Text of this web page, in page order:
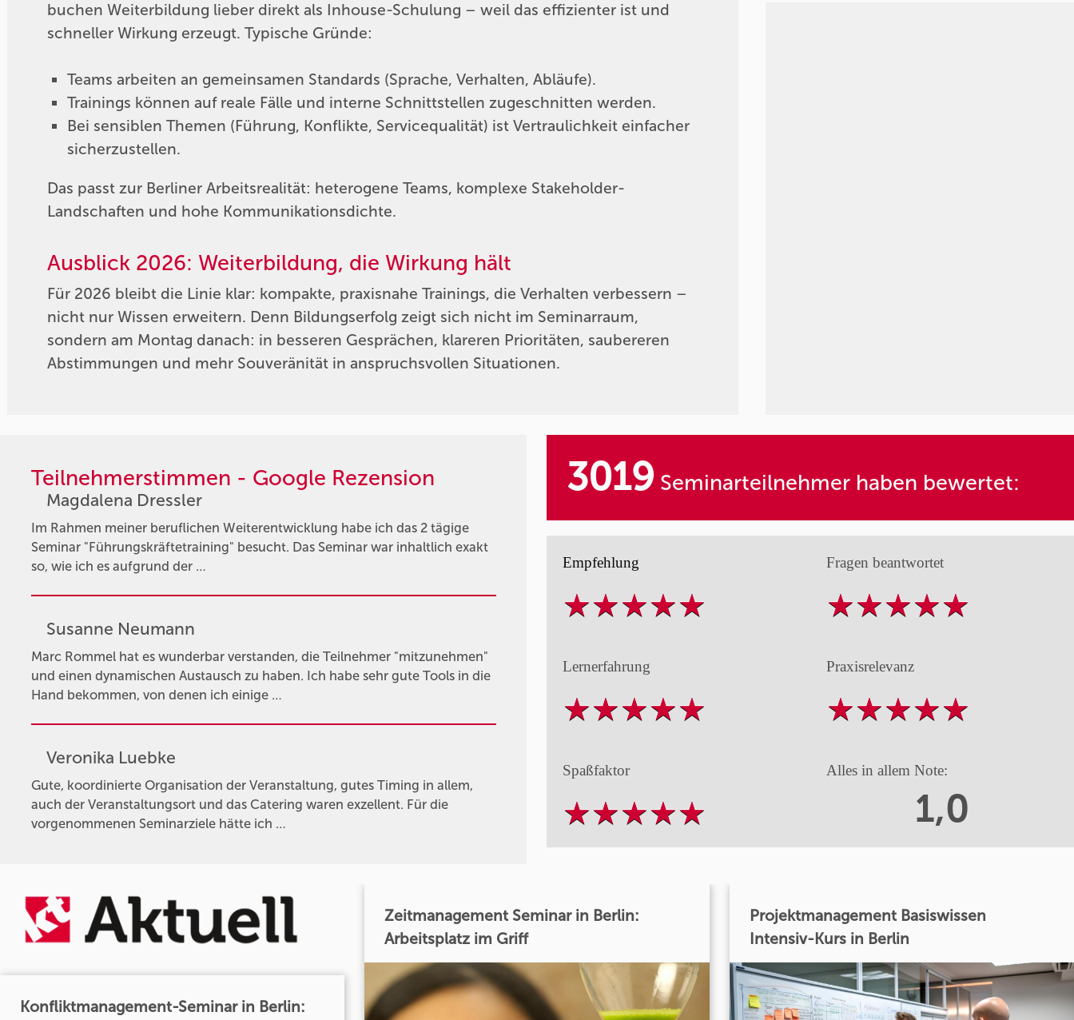
buchen Weiterbildung lieber direkt als Inhouse-Schulung – weil das effizienter ist und
schneller Wirkung erzeugt. Typische Gründe:
Teams arbeiten an gemeinsamen Standards (Sprache, Verhalten, Abläufe).
Trainings können auf reale Fälle und interne Schnittstellen zugeschnitten werden.
Bei sensiblen Themen (Führung, Konflikte, Servicequalität) ist Vertraulichkeit einfacher
sicherzustellen.
Das passt zur Berliner Arbeitsrealität: heterogene Teams, komplexe Stakeholder-
Landschaften und hohe Kommunikationsdichte.
Ausblick 2026: Weiterbildung, die Wirkung hält
Für 2026 bleibt die Linie klar: kompakte, praxisnahe Trainings, die Verhalten verbessern –
nicht nur Wissen erweitern. Denn Bildungserfolg zeigt sich nicht im Seminarraum,
sondern am Montag danach: in besseren Gesprächen, klareren Prioritäten, saubereren
Abstimmungen und mehr Souveränität in anspruchsvollen Situationen.
Teilnehmerstimmen - Google Rezension
Magdalena Dressler
Im Rahmen meiner beruflichen Weiterentwicklung habe ich das 2 tägige
Seminar "Führungskräftetraining" besucht. Das Seminar war inhaltlich exakt
so, wie ich es aufgrund der …
Susanne Neumann
Marc Rommel hat es wunderbar verstanden, die Teilnehmer "mitzunehmen"
und einen dynamischen Austausch zu haben. Ich habe sehr gute Tools in die
Hand bekommen, von denen ich einige …
Veronika Luebke
Gute, koordinierte Organisation der Veranstaltung, gutes Timing in allem,
auch der Veranstaltungsort und das Catering waren exzellent. Für die
vorgenommenen Seminarziele hätte ich …
3019 Seminarteilnehmer haben bewertet:
Empfehlung Fragen beantwortet
Lernerfahrung Praxisrelevanz
Spaßfaktor Alles in allem Note:
1,0
Konfliktmanagement-Seminar in Berlin:
Zeitmanagement Seminar in Berlin:
Arbeitsplatz im Griff
Projektmanagement Basiswissen
Intensiv-Kurs in Berlin